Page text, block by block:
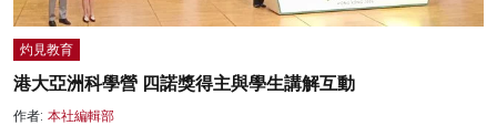
灼見教育
港大亞洲科學營 四諾獎得主與學生講解互動
作者: 本社編輯部